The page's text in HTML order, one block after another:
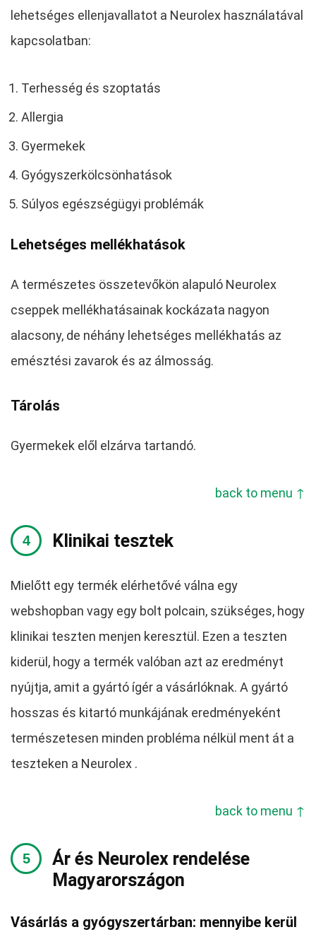
lehetséges ellenjavallatot a Neurolex használatával
kapcsolatban:
Terhesség és szoptatás
Allergia
Gyermekek
Gyógyszerkölcsönhatások
Súlyos egészségügyi problémák
Lehetséges mellékhatások
A természetes összetevőkön alapuló Neurolex
cseppek mellékhatásainak kockázata nagyon
alacsony, de néhány lehetséges mellékhatás az
emésztési zavarok és az álmosság.
Tárolás
Gyermekek elől elzárva tartandó.
back to menu ↑
Klinikai tesztek
Mielőtt egy termék elérhetővé válna egy
webshopban vagy egy bolt polcain, szükséges, hogy
klinikai teszten menjen keresztül. Ezen a teszten
kiderül, hogy a termék valóban azt az eredményt
nyújtja, amit a gyártó ígér a vásárlóknak. A gyártó
hosszas és kitartó munkájának eredményeként
természetesen minden probléma nélkül ment át a
teszteken a Neurolex .
back to menu ↑
Ár és Neurolex rendelése
Magyarországon
Vásárlás a gyógyszertárban: mennyibe kerül